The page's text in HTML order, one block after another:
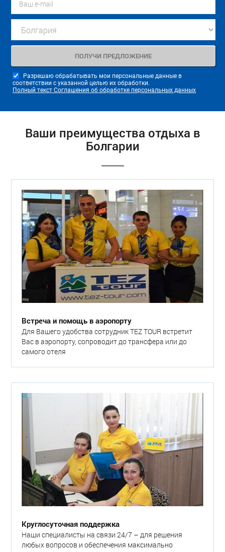
Разрешаю обрабатывать мои персональные данные в
соответствии с указанной целью их обработки.
Полный текст Соглашения об обработке персональных данных
Ваши преимущества отдыха в
Болгарии
Встреча и помощь в аэропорту
Для Вашего удобства сотрудник TEZ TOUR встретит
Вас в аэропорту, сопроводит до трансфера или до
самого отеля
Круглосуточная поддержка
Наши специалисты на связи 24/7 – для решения
любых вопросов и обеспечения максимально